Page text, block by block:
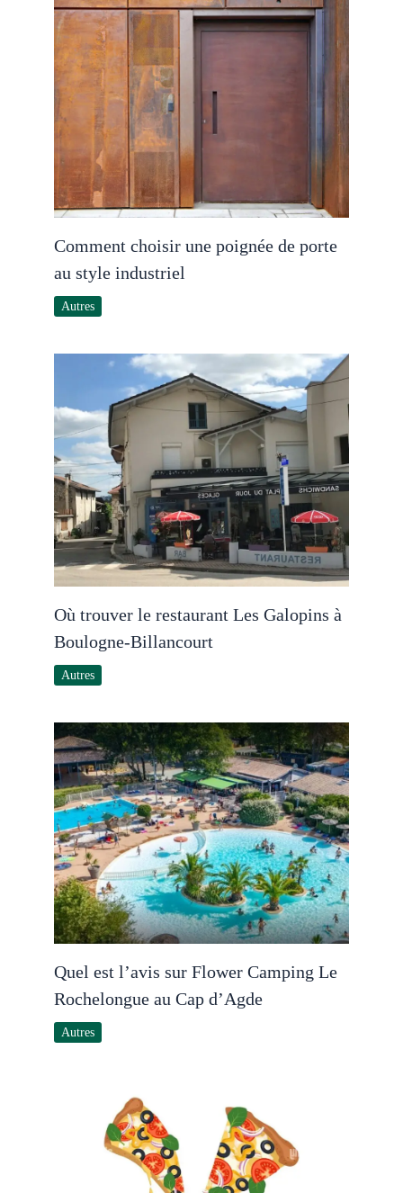
Comment choisir une poignée de porte
au style industriel
Autres
Où trouver le restaurant Les Galopins à
Boulogne-Billancourt
Autres
Quel est l’avis sur Flower Camping Le
Rochelongue au Cap d’Agde
Autres